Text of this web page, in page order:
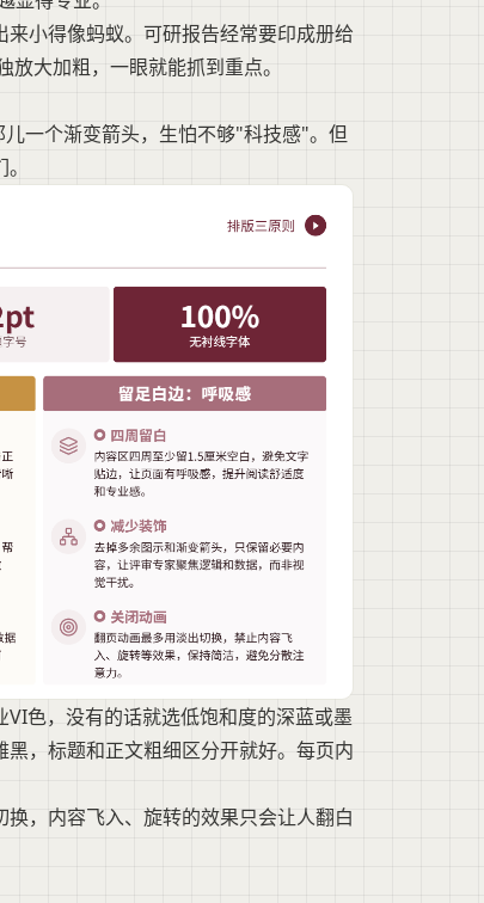
小得像蚂蚁。可研报告经常要印成册给
大加粗，一眼就能抓到重点。
一个渐变箭头，生怕不够"科技感"。但
色，没有的话就选低饱和度的深蓝或墨
，标题和正文粗细区分开就好。每页内
，内容飞入、旋转的效果只会让人翻白